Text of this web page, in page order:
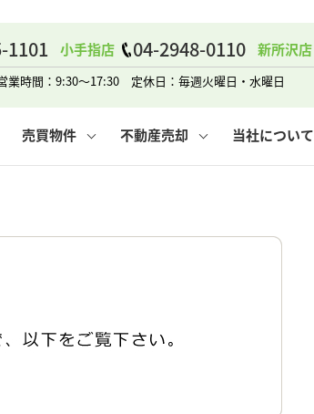
1101 小手指店 04-2948-0110 新所沢店
業時間：9:30～17:30 定休日：毎週火曜日・水曜日
売買物件 不動産売却 当社について
検索条件
解約手続き その他の問合せ
ンションVS戸建て 賃貸vs持ち家
売却時の諸費用 仲介と買取の違い
個人情報保護方針